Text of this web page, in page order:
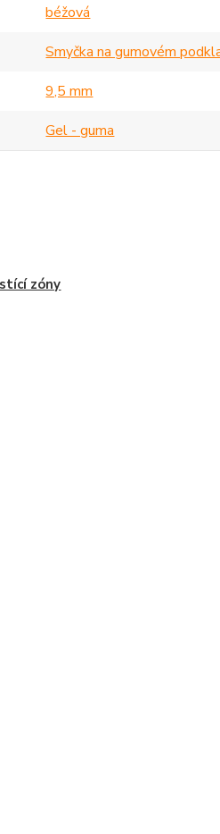
béžová
Smyčka na gumovém
9,5 mm
Gel - guma
zóny